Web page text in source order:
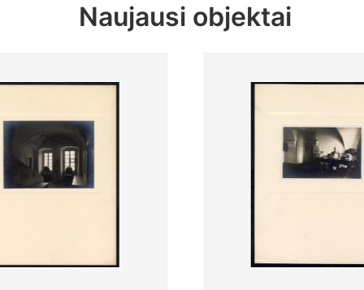
Naujausi objektai